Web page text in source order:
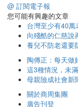
@ 訂閱電子報
您可能有興趣的文章
台灣至少有40
向殘酷的仁慈說
養兒不防老還要
陶傳正：每天
這3種情況，未
母親險成社會
關於商周集團
廣告刊登